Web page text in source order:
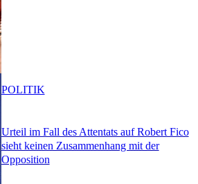
Urteil im Fall des Attentats auf Robert Fico
sieht keinen Zusammenhang mit der
Opposition
POLITIK